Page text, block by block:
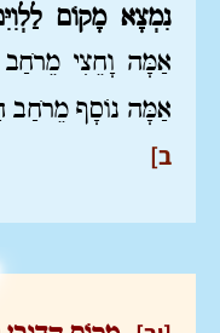
נִמְצָא מָקוֹם
אַמָּה וָחֵצִי מֵרֹחַב
אַמָּה נוֹסָף מֵרֹחַב
ב]